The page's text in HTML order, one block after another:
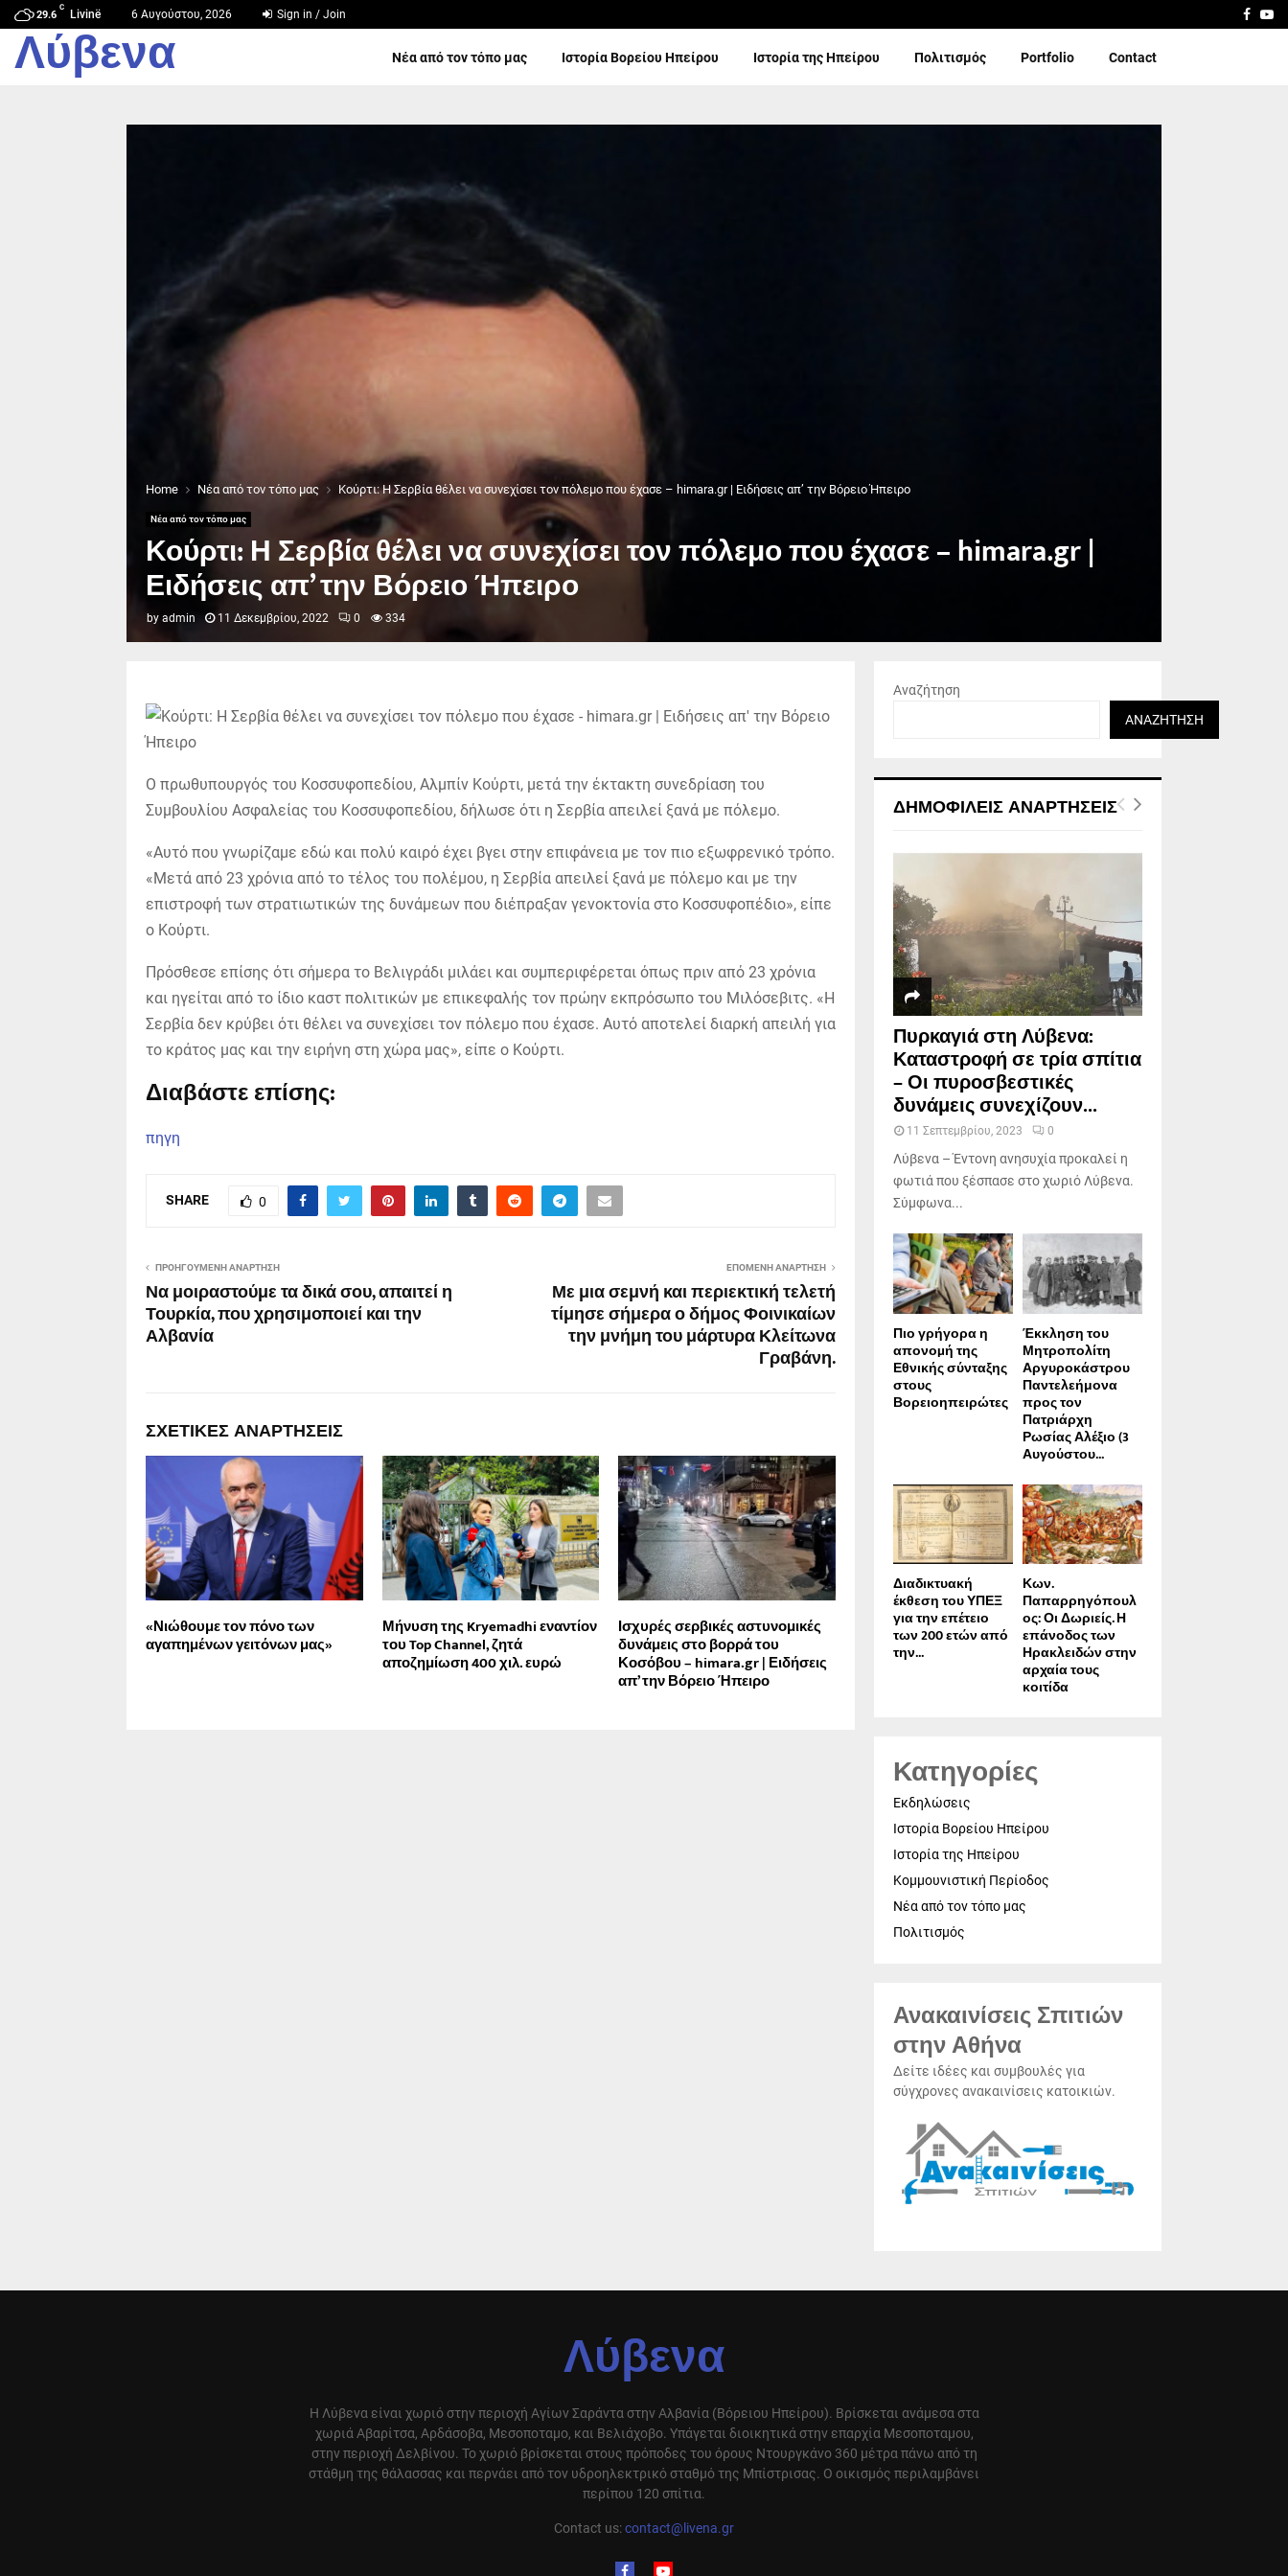
29.6
C
Livinë 6 Αυγούστου, 2026 Sign in / Join
Λύβενα Νέα από τον τόπο μας Ιστορία Βορείου Ηπείρου Ιστορία της Ηπείρου Πολιτισμός Portfolio Contact
Home Νέα από τον τόπο μας Κούρτι: Η Σερβία θέλει να συνεχίσει τον πόλεμο που έχασε – himara.gr | Ειδήσεις απ’ την Βόρειο Ήπειρο
Νέα από τον τόπο μας
Κούρτι: Η Σερβία θέλει να συνεχίσει τον πόλεμο που έχασε – himara.gr |
Ειδήσεις απ’ την Βόρειο Ήπειρο
by admin 11 Δεκεμβρίου, 2022 0 334
Ο πρωθυπουργός του Κοσσυφοπεδίου, Αλμπίν Κούρτι, μετά την έκτακτη συνεδρίαση του
Συμβουλίου Ασφαλείας του Κοσσυφοπεδίου, δήλωσε ότι η Σερβία απειλεί ξανά με πόλεμο.
«Αυτό που γνωρίζαμε εδώ και πολύ καιρό έχει βγει στην επιφάνεια με τον πιο εξωφρενικό τρόπο.
«Μετά από 23 χρόνια από το τέλος του πολέμου, η Σερβία απειλεί ξανά με πόλεμο και με την
επιστροφή των στρατιωτικών της δυνάμεων που διέπραξαν γενοκτονία στο Κοσσυφοπέδιο», είπε
ο Κούρτι.
Πρόσθεσε επίσης ότι σήμερα το Βελιγράδι μιλάει και συμπεριφέρεται όπως πριν από 23 χρόνια
και ηγείται από το ίδιο καστ πολιτικών με επικεφαλής τον πρώην εκπρόσωπο του Μιλόσεβιτς. «Η
Σερβία δεν κρύβει ότι θέλει να συνεχίσει τον πόλεμο που έχασε. Αυτό αποτελεί διαρκή απειλή για
το κράτος μας και την ειρήνη στη χώρα μας», είπε ο Κούρτι.
Διαβάστε επίσης:
πηγη
SHARE 0
ΠΡΟΗΓΟΎΜΕΝΗ ΑΝΆΡΤΗΣΗ
Να μοιραστούμε τα δικά σου, απαιτεί η
Τουρκία, που χρησιμοποιεί και την
Αλβανία
ΕΠΌΜΕΝΗ ΑΝΆΡΤΗΣΗ
Με μια σεμνή και περιεκτική τελετή
τίμησε σήμερα ο δήμος Φοινικαίων
την μνήμη του μάρτυρα Κλείτωνα
Γραβάνη.
ΣΧΕΤΙΚΈΣ ΑΝΑΡΤΉΣΕΙΣ
«Νιώθουμε τον πόνο των
αγαπημένων γειτόνων μας»
Μήνυση της Kryemadhi εναντίον
του Top Channel, ζητά
αποζημίωση 400 χιλ. ευρώ
Ισχυρές σερβικές αστυνομικές
δυνάμεις στο βορρά του
Κοσόβου – himara.gr | Ειδήσεις
απ’ την Βόρειο Ήπειρο
Αναζήτηση
ΑΝΑΖΉΤΗΣΗ
ΔΗΜΟΦΙΛΕΊΣ ΑΝΑΡΤΉΣΕΙΣ
Πυρκαγιά στη Λύβενα:
Καταστροφή σε τρία σπίτια
– Οι πυροσβεστικές
δυνάμεις συνεχίζουν...
11 Σεπτεμβρίου, 2023 0
Λύβενα – Έντονη ανησυχία προκαλεί η
φωτιά που ξέσπασε στο χωριό Λύβενα.
Σύμφωνα...
Πιο γρήγορα η
απονοµή της
Εθνικής σύνταξης
στους
Βορειοηπειρώτες
Έκκληση του
Μητροπολίτη
Αργυροκάστρου
Παντελεήμονα
προς τον
Πατριάρχη
Ρωσίας Αλέξιο (3
Αυγούστου...
Διαδικτυακή
έκθεση του ΥΠΕΞ
για την επέτειο
των 200 ετών από
την...
Κων.
Παπαρρηγόπουλ
ος: Οι Δωριείς. Η
επάνοδος των
Ηρακλειδών στην
αρχαία τους
κοιτίδα
Κατηγορίες
Εκδηλώσεις
Ιστορία Βορείου Ηπείρου
Ιστορία της Ηπείρου
Κομμουνιστική Περίοδος
Νέα από τον τόπο μας
Πολιτισμός
Ανακαινίσεις Σπιτιών
στην Αθήνα
Δείτε ιδέες και συμβουλές για
σύγχρονες ανακαινίσεις κατοικιών.
Λύβενα
Η Λύβενα είναι χωριό στην περιοχή Αγίων Σαράντα στην Αλβανία (Βόρειου Ηπείρου). Βρίσκεται ανάμεσα στα
χωριά Αβαρίτσα, Αρδάσοβα, Μεσοποταμο, και Βελιάχοβο. Υπάγεται διοικητικά στην επαρχία Μεσοποταμου,
στην περιοχή Δελβίνου. Το χωριό βρίσκεται στους πρόποδες του όρους Ντουργκάνο 360 μέτρα πάνω από τη
στάθμη της θάλασσας και περνάει από τον υδροηλεκτρικό σταθμό της Μπίστρισας. Ο οικισμός περιλαμβάνει
περίπου 120 σπίτια.
Contact us:contact@livena.gr